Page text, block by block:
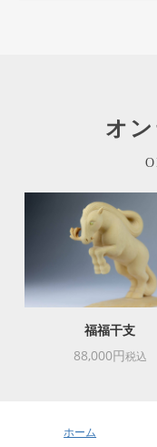
オ
福福干支
88,000円税込
ホーム